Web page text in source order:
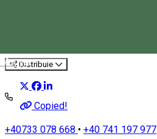
MagyarDistribuie
Copied!
+40733 078 668 • +40 741 197 977